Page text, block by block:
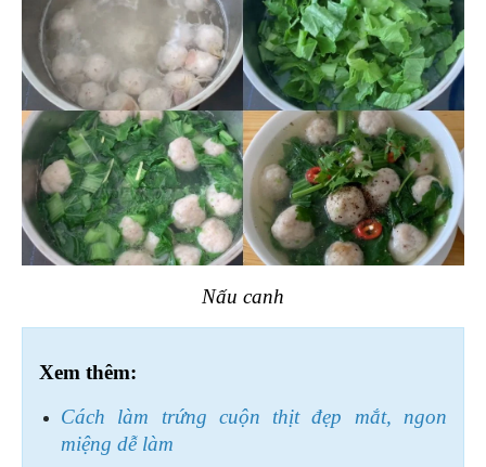
Nấu canh
Xem thêm:
Cách làm trứng cuộn thịt đẹp mắt, ngon
miệng dễ làm